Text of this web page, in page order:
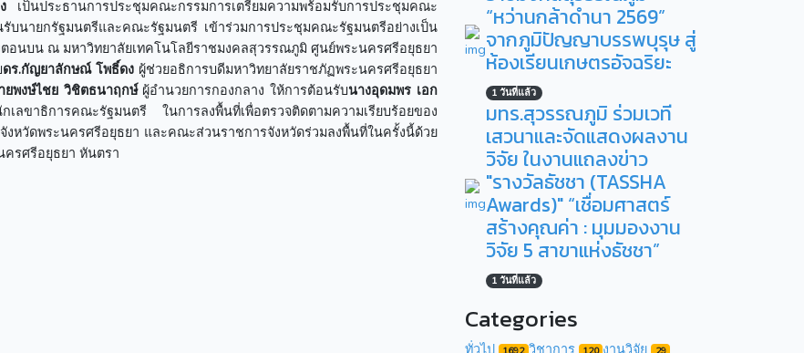
เป็นประธานการประชุมคณะกรรมการเตรียมความพร้อมรับการประชุมคณะ
บนายกรัฐมนตรีและคณะรัฐมนตรี เข้าร่วมการประชุมคณะรัฐมนตรีอย่างเป็น
อนบน ณ มหาวิทยาลัยเทคโนโลยีราชมงคลสุวรรณภูมิ ศูนย์พระนครศรีอยุธยา
ดร.กัญยาลักษณ์ โพธิ์ดง ผู้ช่วยอธิการบดีมหาวิทยาลัยราชภัฏพระนครศรีอยุธยา
ยพงษ์ไชย วิชิตธนาฤกษ์ผู้อำนวยการกองกลาง ให้การต้อนรับนางอุดมพร เอก
ขาธิการคณะรัฐมนตรี ในการลงพื้นที่เพื่อตรวจติดตามความเรียบร้อยของ
งหวัดพระนครศรีอยุธยา และคณะส่วนราชการจังหวัดร่วมลงพื้นที่ในครั้งนี้ด้วย
รศรีอยุธยา หันตรา
“หว่านกล้าดำนา 2569”
จากภูมิปัญญาบรรพบุรุษ สู่
ห้องเรียนเกษตรอัจฉริยะ
1 วันที่แล้ว
มทร.สุวรรณภูมิ ร่วมเวที
เสวนาและจัดแสดงผลงาน
วิจัย ในงานแถลงข่าว
"รางวัลธัชชา (TASSHA
Awards)" “เชื่อมศาสตร์
สร้างคุณค่า : มุมมองงาน
วิจัย 5 สาขาแห่งธัชชา”
1 วันที่แล้ว
Categories
ทั่วไป วิชาการ งานวิจัย